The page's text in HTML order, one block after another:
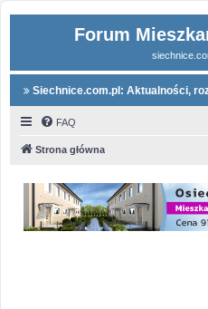
Forum
Siechnice.com.pl: Aktualności,
FAQ
Strona główna